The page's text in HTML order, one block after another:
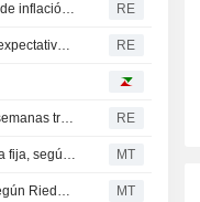
La Fed de Nueva York apenas detecta cambios en las expectativas de inflación de julio RE
El TSX sube tras unos datos de empleo en EE. UU. que enfrían las expectativas de tipos de la Fed RE
DIVISAS CANADÁ-El dólar canadiense alcanza máximos de ocho semanas tras unos datos de empleo mejores de lo previsto RE
BlackRock apuesta por la máxima prudencia en el mercado de renta fija, según Rieder MT
Una subida de tipos de la Fed no tiene sentido en este momento, según Rieder de BlackRock MT